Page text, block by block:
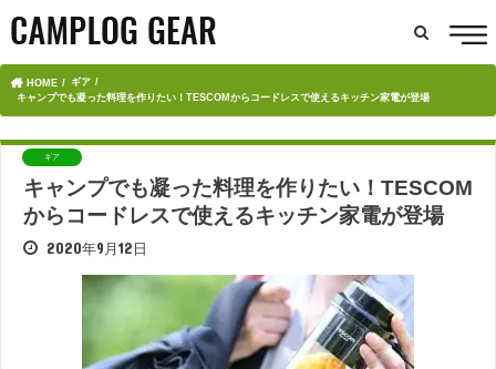
HOME
ギア
キャンプでも凝った料理を作りたい！TESCOMからコードレスで使えるキッチン家電が登場
ギア
キャンプでも凝った料理を作りたい！TESCOM
からコードレスで使えるキッチン家電が登場
2020年9月12日